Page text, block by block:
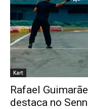
Kart
Rafael
destaca no